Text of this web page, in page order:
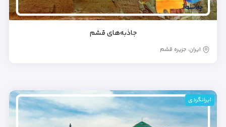
جاذبه‌های قشم
ایران، جزیره قشم
ایرانگردی